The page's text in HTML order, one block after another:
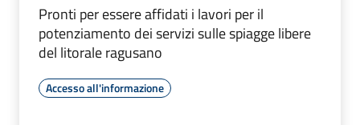
Pronti per essere affidati i lavori per il
potenziamento dei servizi sulle spiagge libere
del litorale ragusano
Accesso all'informazione